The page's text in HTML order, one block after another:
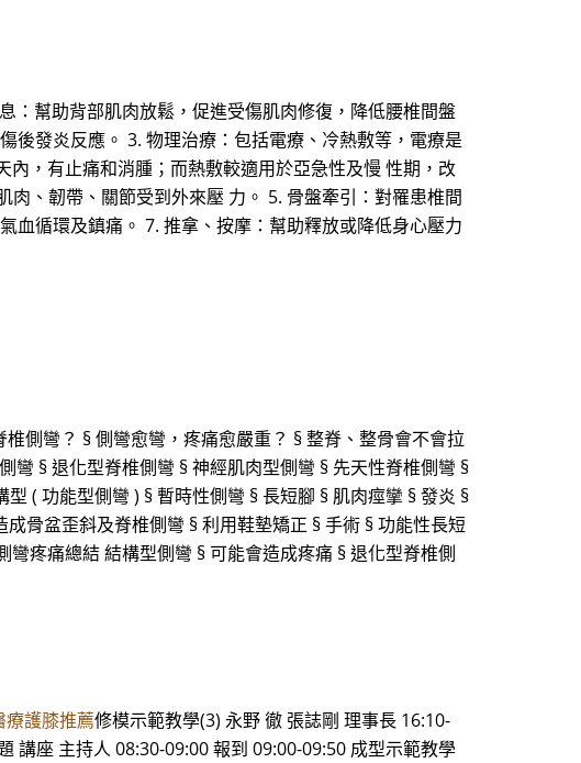
：幫助背部肌肉放鬆，促進受傷肌肉修復，降低腰椎間盤
後發炎反應。 3. 物理治療：包括電療、冷熱敷等，電療是
，有止痛和消腫；而熱敷較適用於亞急性及慢 性期，改
肉、韌帶、關節受到外來壓 力。 5. 骨盤牽引：對罹患椎間
血循環及鎮痛。 7. 推拿、按摩：幫助釋放或降低身心壓力
側彎？ § 側彎愈彎，疼痛愈嚴重？ § 整脊、整骨會不會拉
彎 § 退化型脊椎側彎 § 神經肌肉型側彎 § 先天性脊椎側彎 §
( 功能型側彎 ) § 暫時性側彎 § 長短腳 § 肌肉痙攣 § 發炎 §
骨盆歪斜及脊椎側彎 § 利用鞋墊矯正 § 手術 § 功能性長短
疼痛總結 結構型側彎 § 可能會造成疼痛 § 退化型脊椎側
療護膝推薦修模示範教學(3) 永野 徹 張誌剛 理事長 16:10-
講座 主持人 08:30-09:00 報到 09:00-09:50 成型示範教學